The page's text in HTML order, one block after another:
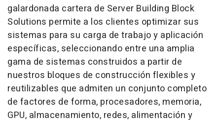
galardonada cartera de Server Building Block
Solutions permite a los clientes optimizar sus
sistemas para su carga de trabajo y aplicación
específicas, seleccionando entre una amplia
gama de sistemas construidos a partir de
nuestros bloques de construcción flexibles y
reutilizables que admiten un conjunto completo
de factores de forma, procesadores, memoria,
GPU, almacenamiento, redes, alimentación y